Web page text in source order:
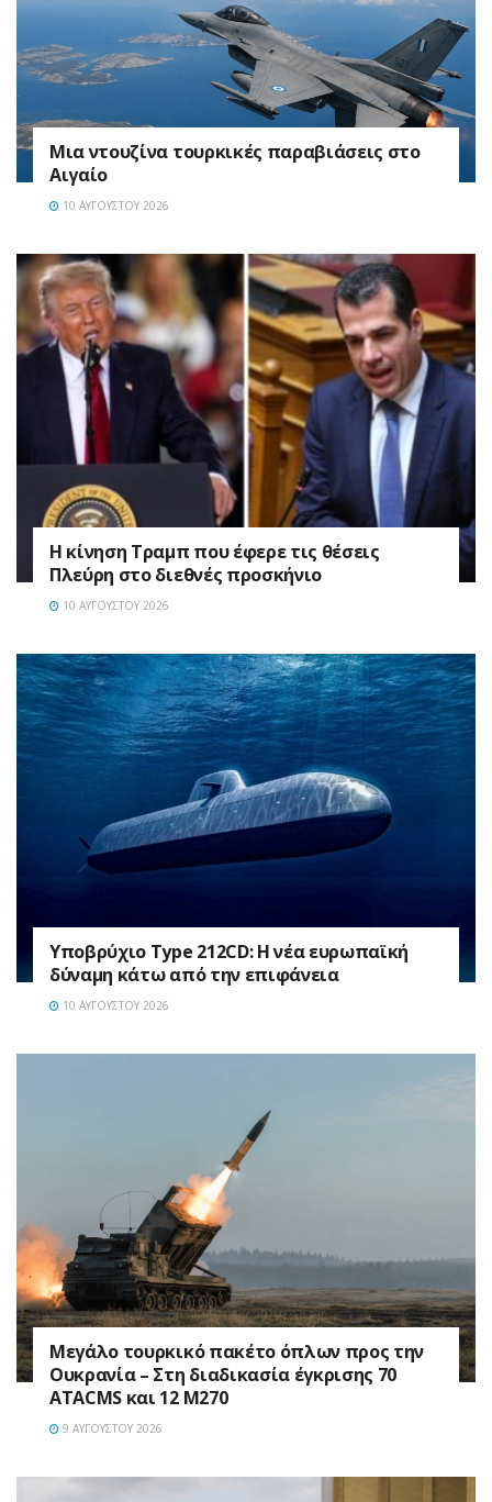
Μια ντουζίνα τουρκικές παραβιάσεις στο
Αιγαίο
10 ΑΥΓΟΎΣΤΟΥ 2026
Η κίνηση Τραμπ που έφερε τις θέσεις
Πλεύρη στο διεθνές προσκήνιο
10 ΑΥΓΟΎΣΤΟΥ 2026
Υποβρύχιο Type 212CD: Η νέα ευρωπαϊκή
δύναμη κάτω από την επιφάνεια
10 ΑΥΓΟΎΣΤΟΥ 2026
Μεγάλο τουρκικό πακέτο όπλων προς την
Ουκρανία – Στη διαδικασία έγκρισης 70
ATACMS και 12 M270
9 ΑΥΓΟΎΣΤΟΥ 2026